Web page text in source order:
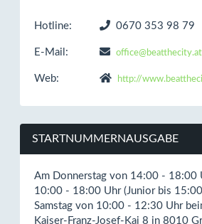
Hotline: 0670 353 98 79
E-Mail: office@beatthecity.at
Web: http://
STARTNUMMERNAUSGABE
Am Donnerstag von 14:00 - 18:00
10:00 - 18:00 Uhr (Junior bis
Samstag von 10:00 - 12:30 Uhr
Kaiser-Franz-Josef-Kai 8 in 8010